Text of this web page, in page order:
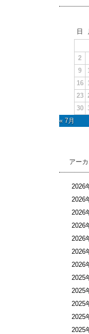
日
2
9
16
23
30
« 7月
アー
2026
2026
2026
2026
2026
2026
2026
2025
2025
2025
2025
2025